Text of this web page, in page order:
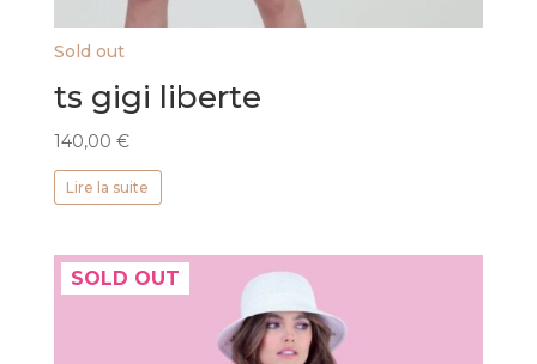
Sold out
ts gigi liberte
140,00 €
Lire la suite
SOLD OUT